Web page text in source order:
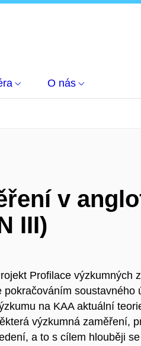
O nás
v
III)
Profilace výzkumných
pokračováním soustavného
na KAA aktuální
výzkumná zaměření,
a to s cílem hlouběji